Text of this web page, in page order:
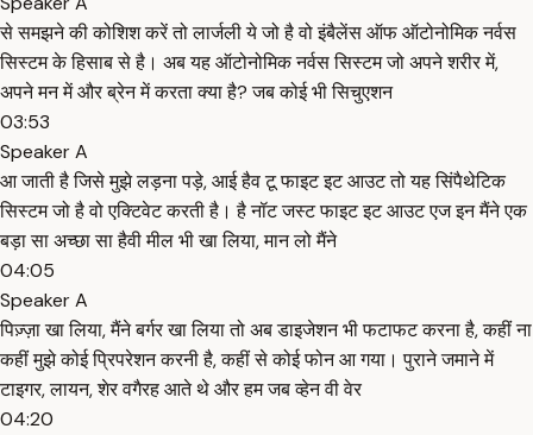
से समझने की कोशिश करें तो लार्जली ये जो है वो इंबैलेंस ऑफ ऑटोनोमिक नर्वस
सिस्टम के हिसाब से है। अब यह ऑटोनोमिक नर्वस सिस्टम जो अपने शरीर में,
अपने मन में और ब्रेन में करता क्या है? जब कोई भी सिचुएशन
03:53
Speaker A
आ जाती है जिसे मुझे लड़ना पड़े, आई हैव टू फाइट इट आउट तो यह सिंपैथेटिक
सिस्टम जो है वो एक्टिवेट करती है। है नॉट जस्ट फाइट इट आउट एज इन मैंने एक
बड़ा सा अच्छा सा हैवी मील भी खा लिया, मान लो मैंने
04:05
Speaker A
पिज़्ज़ा खा लिया, मैंने बर्गर खा लिया तो अब डाइजेशन भी फटाफट करना है, कहीं ना
कहीं मुझे कोई प्रिपरेशन करनी है, कहीं से कोई फोन आ गया। पुराने जमाने में
टाइगर, लायन, शेर वगैरह आते थे और हम जब व्हेन वी वेर
04:20